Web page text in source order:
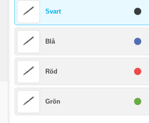
Svart
Blå
Röd
Grön